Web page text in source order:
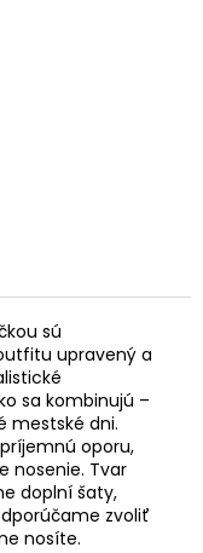
sú
upravený a
sa kombinujú –
mestské dni.
oporu,
nosenie. Tvar
doplní šaty,
zvoliť
nosíte.